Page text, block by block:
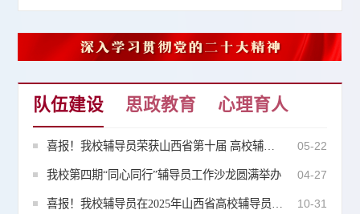
队伍建设 思政教育 心理育人
喜报！我校辅导员荣获山西省第十届 高校辅导员素质能力大赛二等奖 05-22
我校第四期“同心同行”辅导员工作沙龙圆满举办 04-27
喜报！我校辅导员在2025年山西省高校辅导员工作优秀案例评选中斩获佳绩 10-31